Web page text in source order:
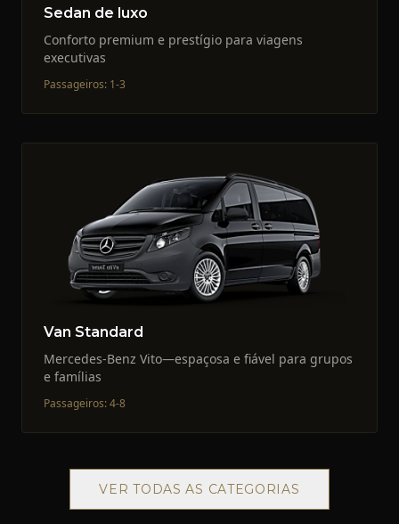
Sedan de luxo
Conforto premium e prestígio para viagens
executivas
Passageiros: 1-3
Van Standard
Mercedes-Benz Vito—espaçosa e fiável para grupos
e famílias
Passageiros:4-8
VER TODAS AS CATEGORIAS